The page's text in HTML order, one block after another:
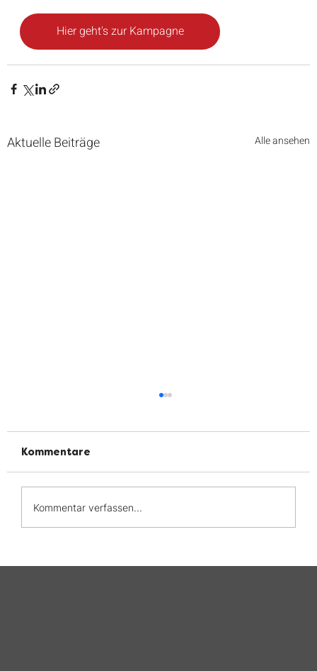
Hier geht's zur Kampagne
Aktuelle Beiträge Alle ansehen
Kommentare
Kommentar verfassen...